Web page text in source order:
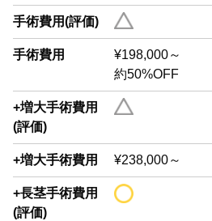
手術費用(評価)
手術費用
¥198,000～
約50%OFF
+増大手術費用
(評価)
+増大手術費用 ¥238,000～
+長茎手術費用
(評価)